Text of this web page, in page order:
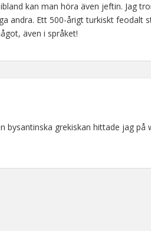
kan man höra även jeftin. Jag
andra. Ett 500-årigt turkiskt feodalt
även i språket!
bysantinska grekiskan hittade jag på